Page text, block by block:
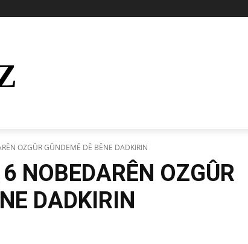
OZGÛR GÛNDEMÊ DÊ BÊNE DADKIRIN
NOBEDARÊN OZGÛR
DADKIRIN